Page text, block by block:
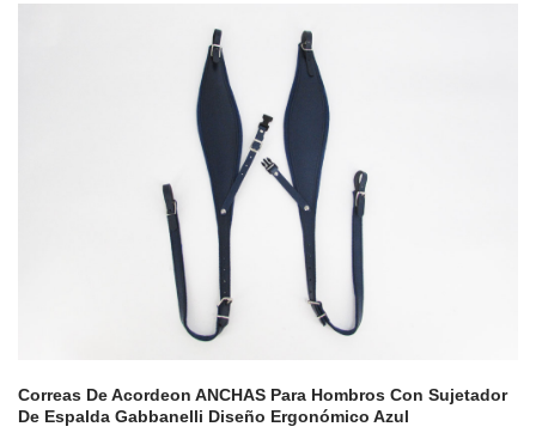
Correas De Acordeon ANCHAS Para Hombros Con Sujetador
De Espalda Gabbanelli Diseño Ergonómico Azul